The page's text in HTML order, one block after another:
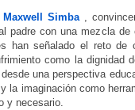
Maxwell Simba ,
padre con una mezcla
han señalado el reto de
como la dignidad
una perspectiva
la imaginación como
y necesario.